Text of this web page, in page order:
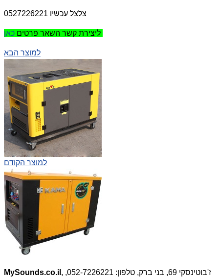
ליצירת קשר השאר פרטים
למוצר הבא
למוצר הקודם
MySounds.co.il , ז'בוטינסקי 69, בני ברק, טלפון: 052-7226221,